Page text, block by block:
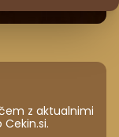
z aktualnimi